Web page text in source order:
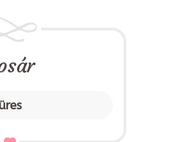
üres